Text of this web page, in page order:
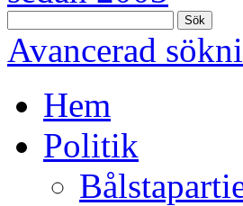
Sök
Avancerad
Hem
Politik